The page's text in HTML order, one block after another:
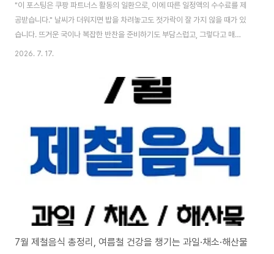
"이 포스팅은 쿠팡 파트너스 활동의 일환으로, 이에 따른 일정액의 수수료를 제
공받습니다." 날씨가 더워지면 밥을 차려놓고도 젓가락이 잘 가지 않을 때가 있
습니다. 뜨거운 국이나 복잡한 반찬을 준비하기도 부담스럽고, 그렇다고 매번
배달음식으로 한 끼를 해결하기에는 비용도 만만치 않은데요. 이럴 때 냉장고
말 든든합니다. 이번에 소개할 제품은 쿠팡에서 판매 중인 셰프애찬 수제 청양
맵짤이 멸치 고추 다대기 땡초장 다짐장입니다. 청양고추의 칼칼한 매운맛과
다. 셰프애찬 수제 청양 ..
2026. 7. 17.
7월 제철음식 총정리, 여름철 건강을 챙기는 과일·채소·해산물